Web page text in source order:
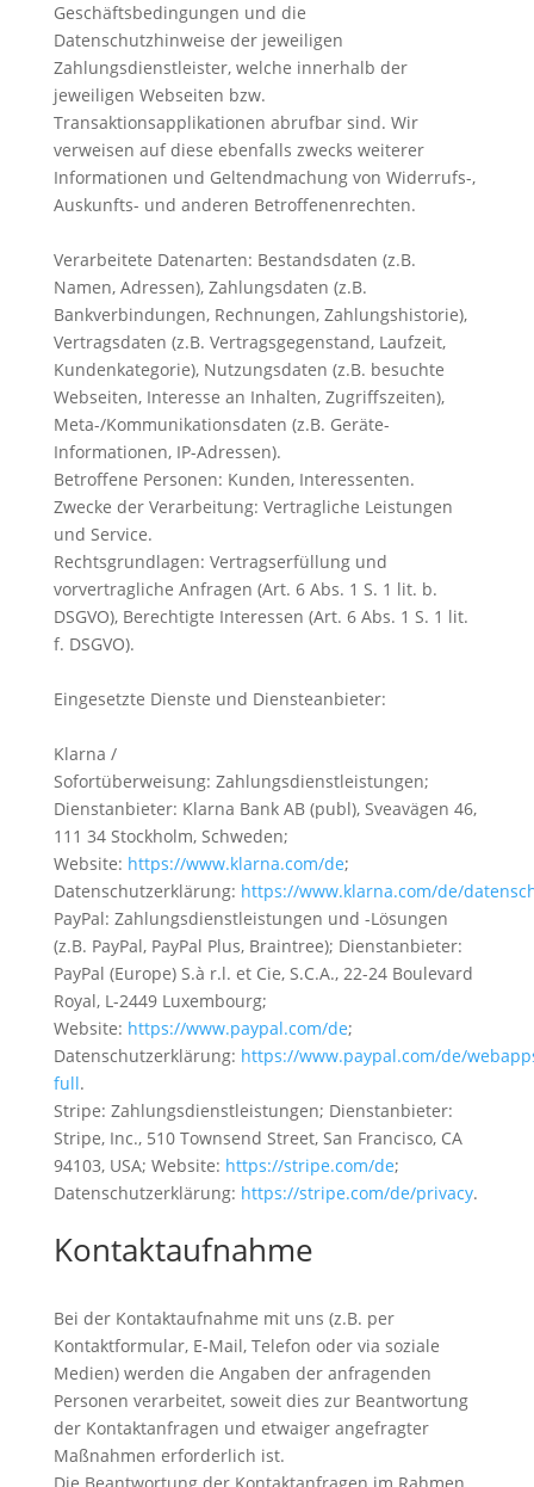
Geschäftsbedingungen und die
Datenschutzhinweise der jeweiligen
Zahlungsdienstleister, welche innerhalb der
jeweiligen Webseiten bzw.
Transaktionsapplikationen abrufbar sind. Wir
verweisen auf diese ebenfalls zwecks weiterer
Informationen und Geltendmachung von Widerrufs-,
Auskunfts- und anderen Betroffenenrechten.
Verarbeitete Datenarten: Bestandsdaten (z.B.
Namen, Adressen), Zahlungsdaten (z.B.
Bankverbindungen, Rechnungen, Zahlungshistorie),
Vertragsdaten (z.B. Vertragsgegenstand, Laufzeit,
Kundenkategorie), Nutzungsdaten (z.B. besuchte
Webseiten, Interesse an Inhalten, Zugriffszeiten),
Meta-/Kommunikationsdaten (z.B. Geräte-
Informationen, IP-Adressen).
Betroffene Personen: Kunden, Interessenten.
Zwecke der Verarbeitung: Vertragliche Leistungen
und Service.
Rechtsgrundlagen: Vertragserfüllung und
vorvertragliche Anfragen (Art. 6 Abs. 1 S. 1 lit. b.
DSGVO), Berechtigte Interessen (Art. 6 Abs. 1 S. 1 lit.
f. DSGVO).
Eingesetzte Dienste und Diensteanbieter:
Klarna /
Sofortüberweisung: Zahlungsdienstleistungen;
Dienstanbieter: Klarna Bank AB (publ), Sveavägen 46,
111 34 Stockholm, Schweden;
Website: https://www.klarna.com/de;
Datenschutzerklärung: https://www.klarna.com/de/
PayPal: Zahlungsdienstleistungen und -Lösungen
(z.B. PayPal, PayPal Plus, Braintree); Dienstanbieter:
PayPal (Europe) S.à r.l. et Cie, S.C.A., 22-24 Boulevard
Royal, L-2449 Luxembourg;
Website: https://www.paypal.com/de;
Datenschutzerklärung: https://www.paypal.com/de/
full.
Stripe: Zahlungsdienstleistungen; Dienstanbieter:
Stripe, Inc., 510 Townsend Street, San Francisco, CA
94103, USA; Website: https://stripe.com/de;
Datenschutzerklärung: https://stripe.com/de/privacy.
Kontaktaufnahme
Bei der Kontaktaufnahme mit uns (z.B. per
Kontaktformular, E-Mail, Telefon oder via soziale
Medien) werden die Angaben der anfragenden
Personen verarbeitet, soweit dies zur Beantwortung
der Kontaktanfragen und etwaiger angefragter
Maßnahmen erforderlich ist.